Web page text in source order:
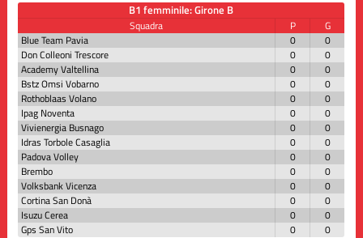
B1 femminile: Girone B
Squadra P
G
Blue Team Pavia
0
0
Don Colleoni Trescore
0
0
Academy Valtellina
0
0
Bstz Omsi Vobarno
0
0
Rothoblaas Volano
0
0
Ipag Noventa
0
0
Vivienergia Busnago
0
0
Idras Torbole Casaglia
0
0
Padova Volley
0
0
Brembo
0
0
Volksbank Vicenza
0
0
Cortina San Donà
0
0
Isuzu Cerea
0
0
Gps San Vito
0 0